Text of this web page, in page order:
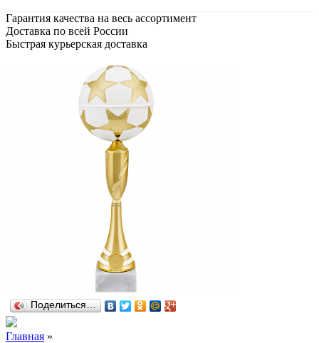
Гарантия качества на весь ассортимент
Доставка по всей России
Быстрая курьерская доставка
Поделиться…
Главная »